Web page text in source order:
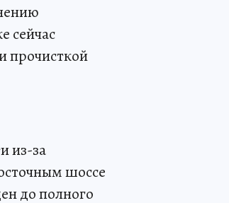
сейчас
прочисткой
из-за
шоссе
до полного